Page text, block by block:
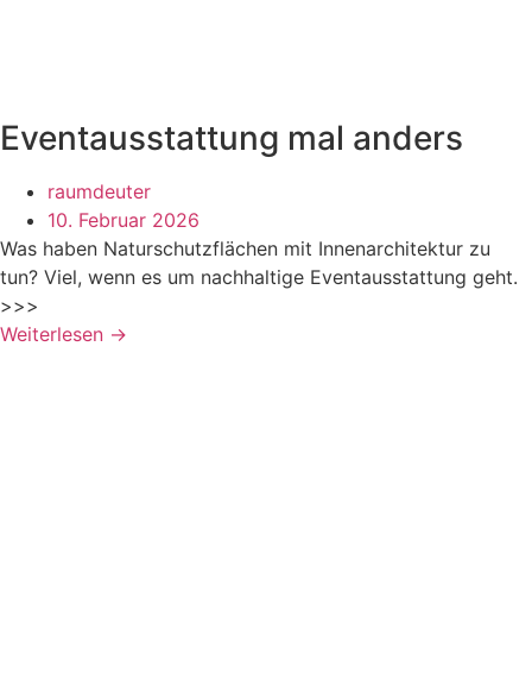
Eventausstattung mal anders
raumdeuter
10. Februar 2026
Was haben Naturschutzflächen mit Innenarchitektur zu
tun? Viel, wenn es um nachhaltige Eventausstattung geht.
>>>
Weiterlesen →